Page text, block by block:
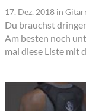
17. Dez. 2018 in
Du brauchst
Am besten noch
mal diese Liste mit